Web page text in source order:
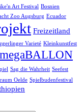
Art Festival Bosnien
Zoo Augsburg Ecuador
Freizeitland
Varieté Kleinkunstfest
megaBALLON
Sag die Wahrheit Seefest
Oelde Spielbudenfestival